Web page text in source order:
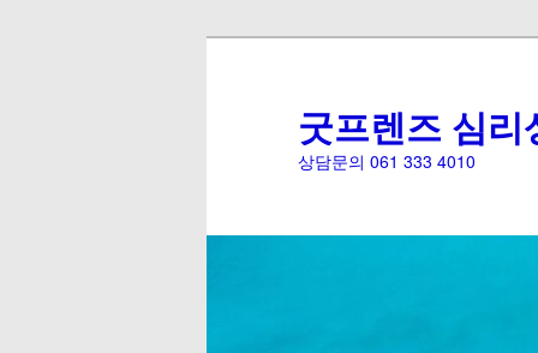
굿프렌즈 심리
상담문의 061 333 4010